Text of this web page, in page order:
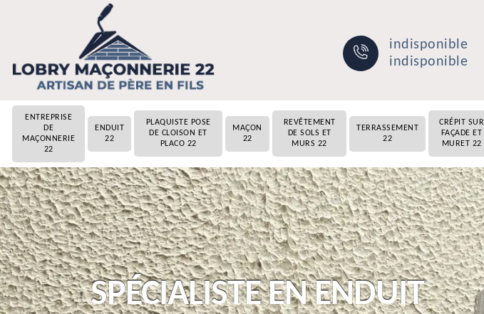
indisponible
indisponible
ENTREPRISE
DE
MAÇONNERIE
22
ENDUIT
22
PLAQUISTE POSE
DE CLOISON ET
PLACO 22
MAÇON
22
REVÊTEMENT
DE SOLS ET
MURS 22
TERRASSEMENT
22
CRÉPIT SUR
FAÇADE ET
MURET 22
SPÉCIALISTE EN ENDUIT